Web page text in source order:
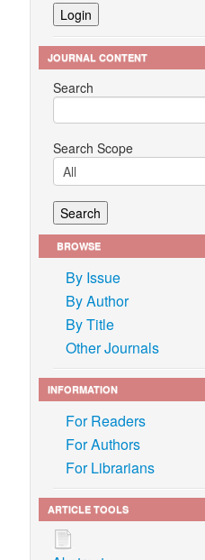
JOURNAL CONTENT
Search
Search Scope
BROWSE
By Issue
By Author
By Title
Other Journals
INFORMATION
For Readers
For Authors
For Librarians
ARTICLE TOOLS